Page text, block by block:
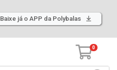
Baixe já o APP da Polybalas
0